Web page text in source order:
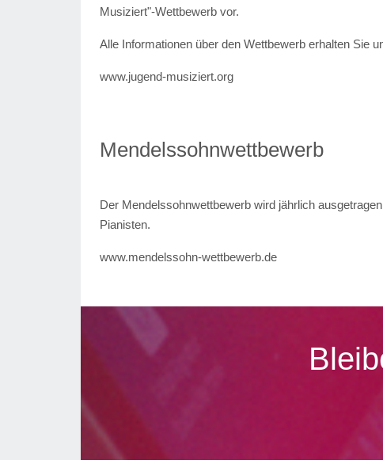
Musiziert"-Wettbewerb vor.
Alle Informationen über den Wettbewerb erhalten Sie
www.jugend-musiziert.org
Mendelssohnwettbewerb
Der Mendelssohnwettbewerb wird jährlich
Pianisten.
www.mendelssohn-wettbewerb.de